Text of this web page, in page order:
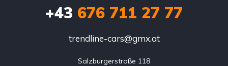
+43 676 711 27 77
trendline-cars@gmx.at
Salzburgerstraße 118